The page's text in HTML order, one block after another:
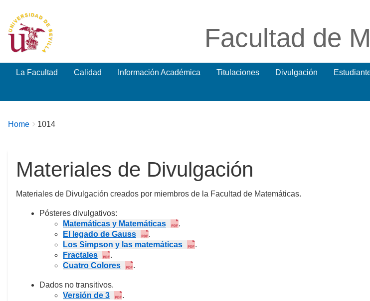
Facultad de
La Facultad Calidad Información Académica Titulaciones Divulgación
Breadcrumbs
You
Home 1014
Materiales de Divulgación
Materiales de Divulgación creados por miembros de la Facultad de Matemáticas.
Pósteres divulgativos:
Matemáticas y Matemáticas
.
El legado de Gauss
.
Los Simpson y las matemáticas
.
Fractales
.
Cuatro Colores
.
Dados no transitivos.
Versión de 3
.